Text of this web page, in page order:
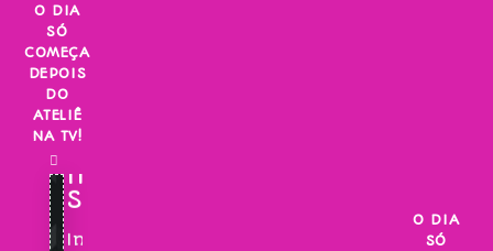
Skip
content
O DIA
SÓ
COMEÇA
DEPOIS
DO
ATELIÊ
NA TV!
INSCREVA-
SE!
Inscreva-
O DIA
SÓ